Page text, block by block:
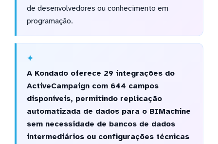
de desenvolvedores ou conhecimento em
programação.
A Kondado oferece 29 integrações do
ActiveCampaign com 644 campos
disponíveis, permitindo replicação
automatizada de dados para o BIMachine
sem necessidade de bancos de dados
intermediários ou configurações técnicas